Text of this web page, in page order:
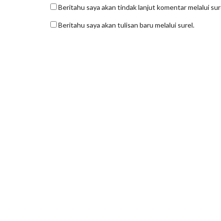
Beritahu saya akan tindak lanjut komentar melalui
Beritahu saya akan tulisan baru melalui surel.